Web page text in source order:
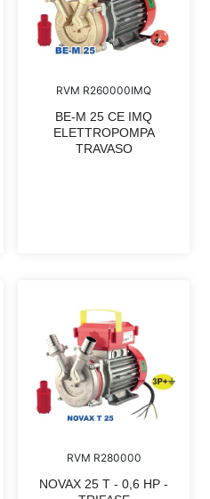
RVM R260000IMQ
BE-M 25 CE IMQ
ELETTROPOMPA
TRAVASO
RVM R280000
NOVAX 25 T - 0,6 HP -